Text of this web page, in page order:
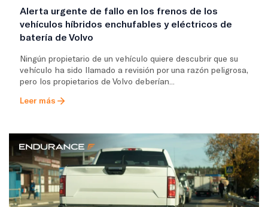
Alerta urgente de fallo en los frenos de los
vehículos híbridos enchufables y eléctricos de
batería de Volvo
Ningún propietario de un vehículo quiere descubrir que su
vehículo ha sido llamado a revisión por una razón peligrosa,
pero los propietarios de Volvo deberían...
Leer más